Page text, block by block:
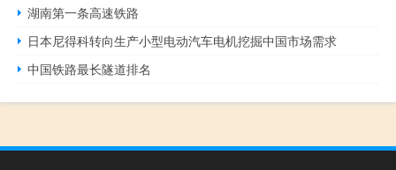
湖南第一条高速铁路
日本尼得科转向生产小型电动汽车电机挖掘中国市场需求
中国铁路最长隧道排名